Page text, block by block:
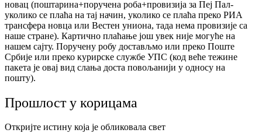
новац (поштарина+поручена роба+провизија за Пеј Пал-
уколико се плаћа на тај начин, уколико се плаћа преко РИА
трансфера новца или Вестен униона, тада нема провизије са
наше стране). Картично плаћање још увек није могуће на
нашем сајту. Поручену робу достављмо или преко Поште
Србије или преко курирске службе УПС (код веће тежине
пакета је овај вид слања доста повољанији у односу на
пошту).
Прошлост у корицама
Откријте истину која је обликовала свет